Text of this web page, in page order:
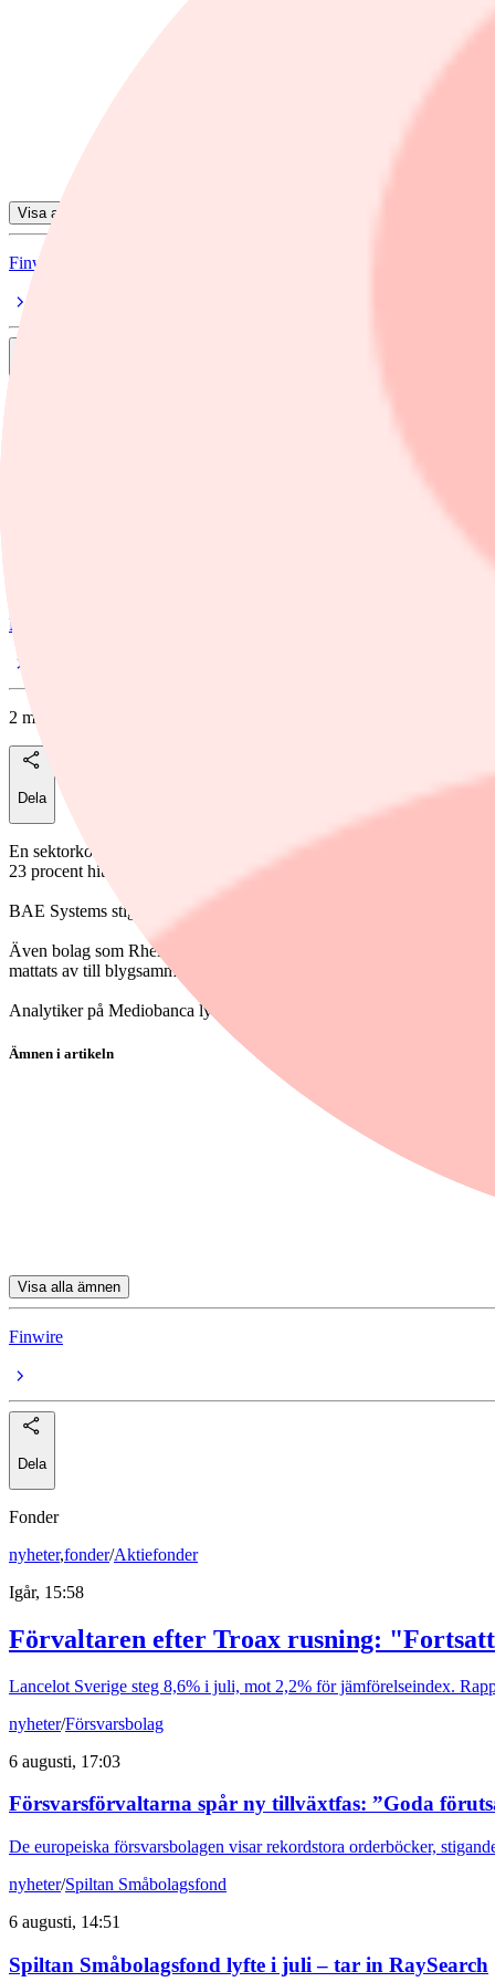
Kongsberg Gruppen
Chemring Group PLC
Visa alla ämnen
Finwire
Europeiska försvarsaktier rusar efter
Europeiska försvarsaktier stiger kraftigt i spåren av den ökade
Finwire
2 mars, 11:29
Dela
En sektorkorg sammanställd av Goldman Sachs klättrar som mest
23 procent hittills i år.
BAE Systems stiger som mest 8,3 procent till rekordnivå. JP
Även bolag som Rheinmetall, Thales, Leonardo, Hensoldt,
mattats av till blygsamma 0,7 procent.
Analytiker på Mediobanca lyfter Rheinmetall, givet det “uppenbara
Ämnen i artikeln
Visa alla ämnen
Finwire
Dela
Fonder
nyheter,fonder/Aktiefonder
Igår, 15:58
Förvaltaren efter Troax rusning:
Lancelot Sverige steg 8,6% i juli, mot 2,2% för jämförelseindex.
nyheter/Försvarsbolag
6 augusti, 17:03
Försvarsförvaltarna spår ny tillväxtfas: ”Goda
De europeiska försvarsbolagen visar rekordstora orderböcker,
nyheter/Spiltan Småbolagsfond
6 augusti, 14:51
Spiltan Småbolagsfond lyfte i juli – tar in RaySearch